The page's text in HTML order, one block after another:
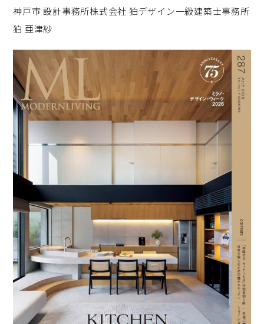
神戸市 設計事務所株式会社 狛デザイン一級建築士事務所
狛 亜津紗